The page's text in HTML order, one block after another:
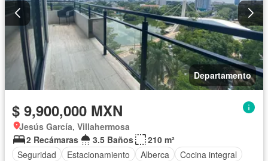
Departamento
$ 9,900,000 MXN
Jesús García, Villahermosa
2 Recámaras
3.5 Baños
210 m²
Seguridad
Estacionamiento Alberca
Cocina integral